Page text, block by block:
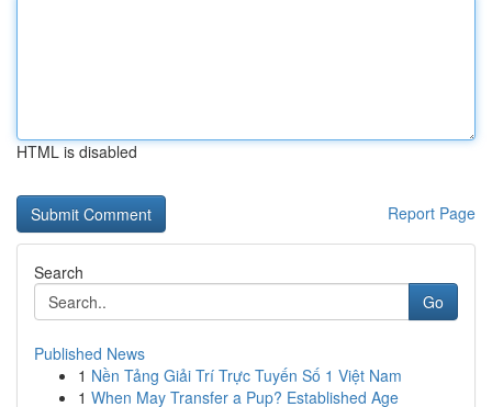
HTML is disabled
Report Page
Search
Go
Published News
1 Nền Tảng Giải Trí Trực Tuyến Số 1 Việt Nam
1 When May Transfer a Pup? Established Age